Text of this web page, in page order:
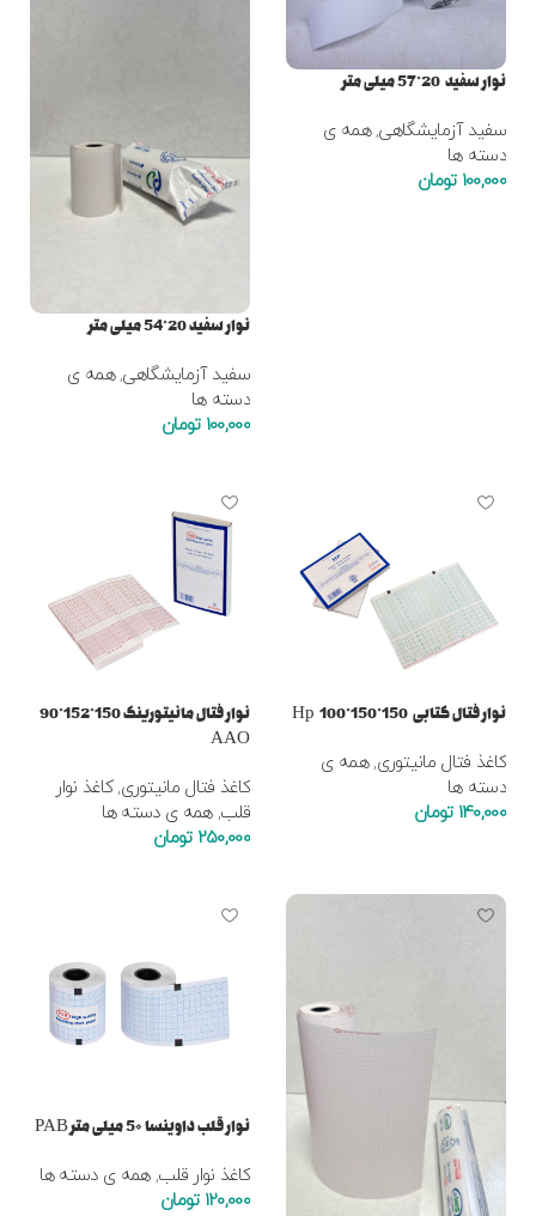
نوار سفید 20*57 میلی متر
سفید آزمایشگاهی,همه ی
دسته ها
100,000 تومان
نوار سفید 20*54 میلی متر
سفید آزمایشگاهی,همه ی
دسته ها
100,000 تومان
نوار فتال کتابی 150*150*100 Hp
کاغذ فتال مانیتوری,همه ی
دسته ها
140,000 تومان
نوار فتال مانیتورینگ 150*152*90
AAO
کاغذ فتال مانیتوری,کاغذ نوار
قلب,همه ی دسته ها
250,000 تومان
نوار قلب داوینسا 5۰ میلی متر PAB
کاغذ نوار قلب,همه ی دسته ها
120,000 تومان